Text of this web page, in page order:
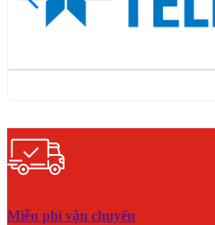
Miễn phí vận chuyển